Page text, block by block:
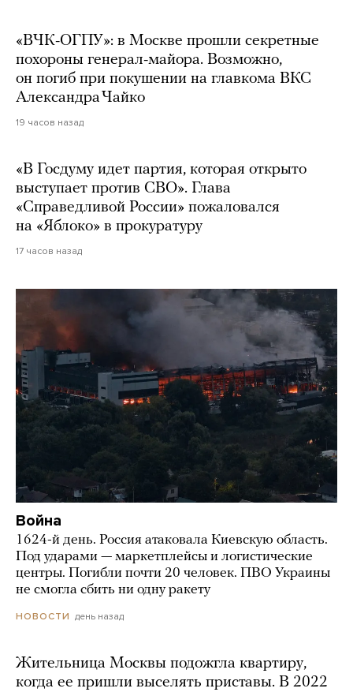
«ВЧК-ОГПУ»: в Москве прошли секретные
похороны генерал-майора. Возможно,
он погиб при покушении на главкома ВКС
Александра Чайко
19 часов назад
«В Госдуму идет партия, которая открыто
выступает против СВО». Глава
«Справедливой России» пожаловался
на «Яблоко» в прокуратуру
17 часов назад
Война
1624-й день. Россия атаковала Киевскую область.
Под ударами — маркетплейсы и логистические
центры. Погибли почти 20 человек. ПВО Украины
не смогла сбить ни одну ракету
НОВОСТИ день назад
Жительница Москвы подожгла квартиру,
когда ее пришли выселять приставы. В 2022